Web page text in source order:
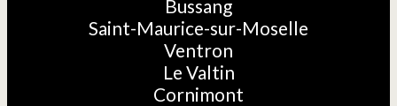
Bussang
Saint-Maurice-sur-Moselle
Ventron
Le Valtin
Cornimont